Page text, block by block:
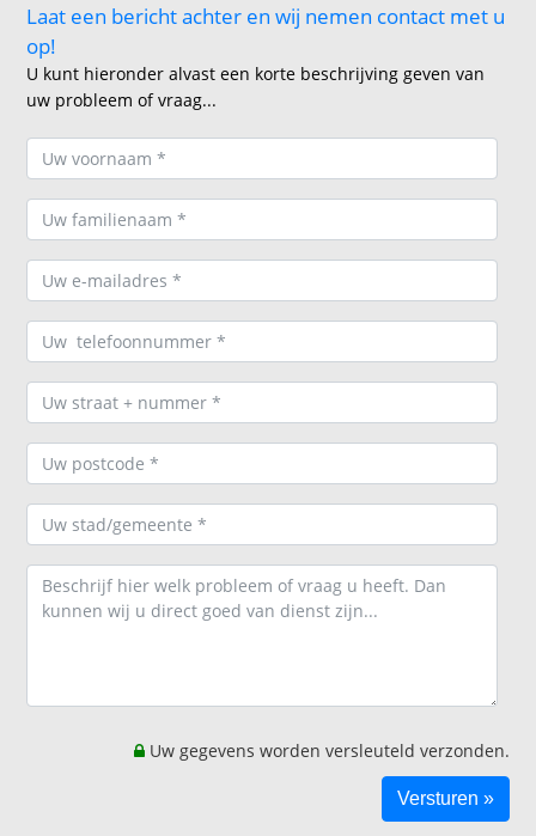
Laat een bericht achter en wij nemen contact met u
op!
U kunt hieronder alvast een korte beschrijving geven van
uw probleem of vraag...
Uw gegevens worden versleuteld verzonden.